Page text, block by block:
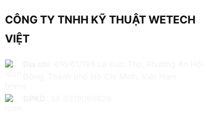
CÔNG TY TNHH KỸ THUẬT WETECH
VIỆT